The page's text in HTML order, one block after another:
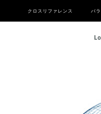
クロスリファレンス パ
Lo